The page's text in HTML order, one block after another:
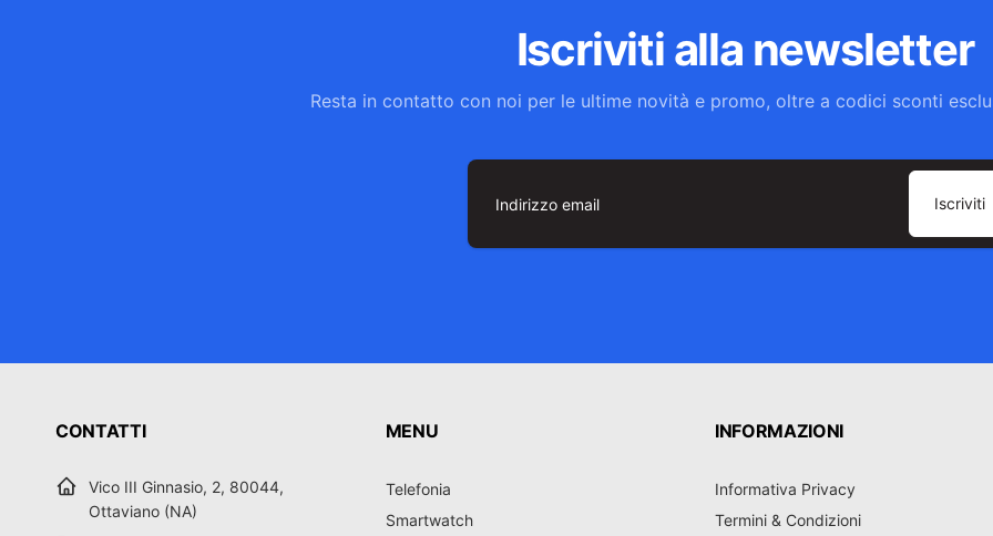
Iscriviti alla newsletter
Resta in contatto con noi per le ultime novità e promo, oltre a codici sconti
Indirizzo
Iscriviti
CONTATTI
Vico III Ginnasio, 2, 80044,
Ottaviano (NA)
MENU
Telefonia
Smartwatch
INFORMAZIONI
Informativa Privacy
Termini & Condizioni